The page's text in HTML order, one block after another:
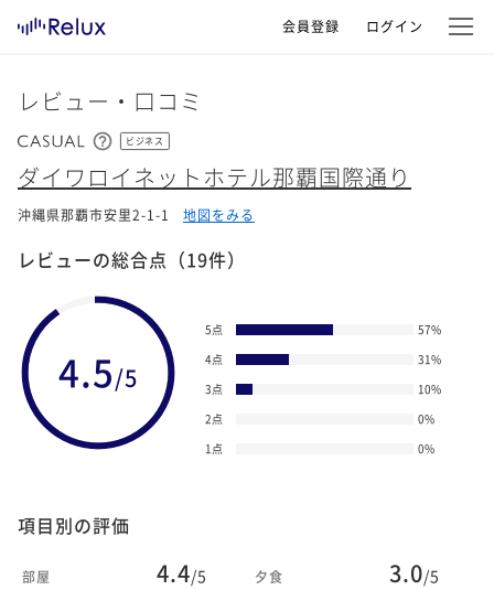
会員登録 ログイン
レビュー・口コミ
ビジネス
ダイワロイネットホテル那覇国際通り
沖縄県那覇市安里2-1-1 地図をみる
レビューの総合点 （19件）
4.5/5
5点 57%
4点
31%
3点
10%
2点
0%
1点
0%
項目別の評価
部屋 4.4/5 夕食 3.0/5